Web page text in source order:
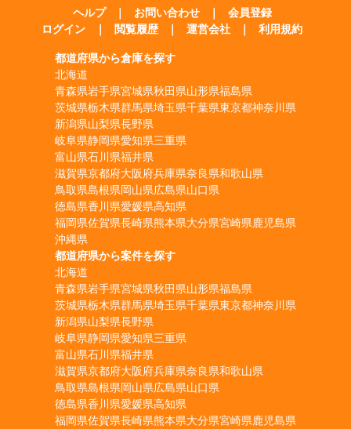
ヘルプ ｜ お問い合わせ ｜
会員登録
ログイン
｜ 閲覧履歴 ｜ 運営会社 ｜ 利用規約
都道府県から倉庫を探す
北海道
青森県岩手県宮城県秋田県山形県福島県
茨城県栃木県群馬県埼玉県千葉県東京都神奈川県
新潟県山梨県長野県
岐阜県静岡県愛知県三重県
富山県石川県福井県
滋賀県京都府大阪府兵庫県奈良県和歌山県
鳥取県島根県岡山県広島県山口県
徳島県香川県愛媛県高知県
福岡県佐賀県長崎県熊本県大分県宮崎県鹿児島県
沖縄県
都道府県から案件を探す
北海道
青森県岩手県宮城県秋田県山形県福島県
茨城県栃木県群馬県埼玉県千葉県東京都神奈川県
新潟県山梨県長野県
岐阜県静岡県愛知県三重県
富山県石川県福井県
滋賀県京都府大阪府兵庫県奈良県和歌山県
鳥取県島根県岡山県広島県山口県
徳島県香川県愛媛県高知県
福岡県佐賀県長崎県熊本県大分県宮崎県鹿児島県